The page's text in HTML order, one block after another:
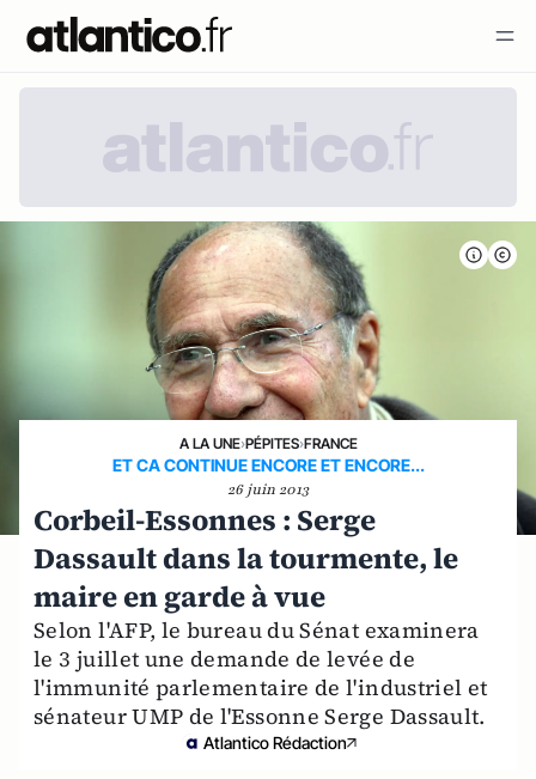
A LA UNE›PÉPITES›FRANCE
ET CA CONTINUE ENCORE ET ENCORE...
26 juin 2013
Corbeil-Essonnes : Serge
Dassault dans la tourmente, le
maire en garde à vue
Selon l'AFP, le bureau du Sénat examinera
le 3 juillet une demande de levée de
l'immunité parlementaire de l'industriel et
sénateur UMP de l'Essonne Serge Dassault.
Atlantico Rédaction